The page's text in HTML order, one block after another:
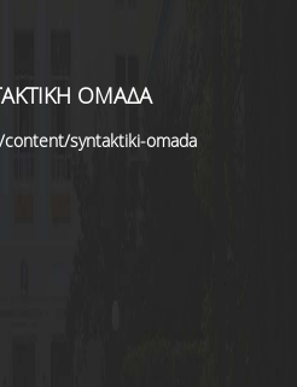
ΟΜΑΔΑ
syntaktiki-omada